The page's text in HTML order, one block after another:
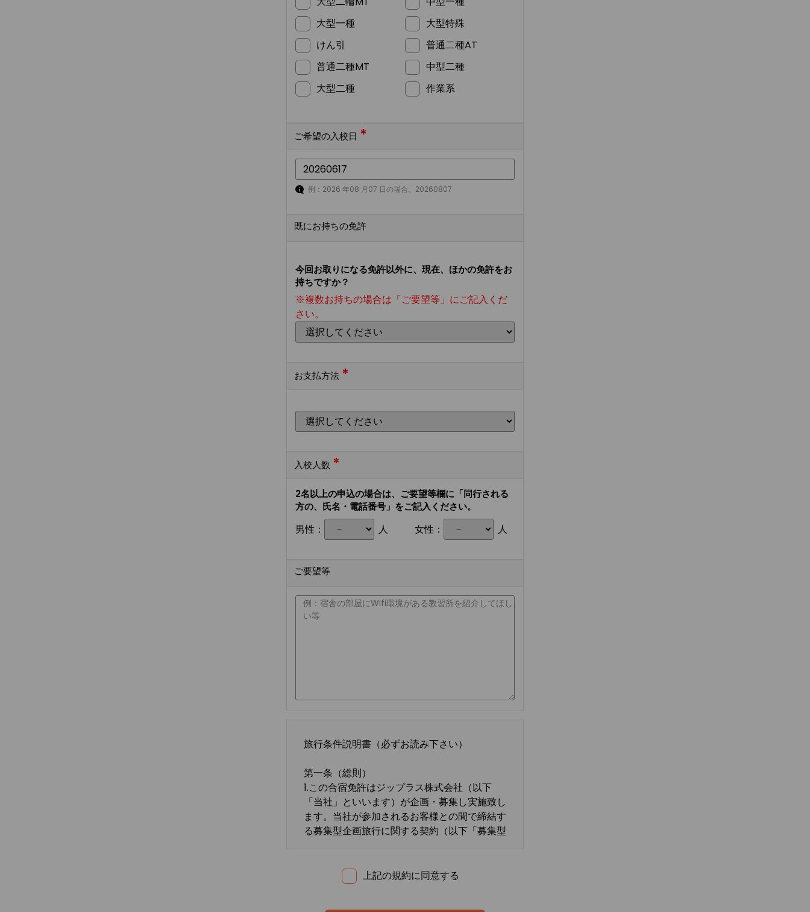
大型一種
大型特殊
けん引
普通二種AT
普通二種MT
中型二種
大型二種
作業系
ご希望の入校日 *
例：2026 年08 月07 日の場合、20260807
既にお持ちの免許
今回お取りになる免許以外に、現在、ほかの免許をお
持ちですか？
※複数お持ちの場合は「ご要望等」にご記入くだ
さい。
お支払方法 *
入校人数 *
2名以上の申込の場合は、ご要望等欄に「同行される
方の、氏名・電話番号」をご記入ください。
男性： 人 女性： 人
ご要望等
旅行条件説明書（必ずお読み下さい）
第一条（総則）
1.この合宿免許はジップラス株式会社（以下
「当社」といいます）が企画・募集し実施致し
ます。当社が参加されるお客様との間で締結す
る募集型企画旅行に関する契約（以下「募集型
事項については、法令または一般に確立された
上記の規約に同意する